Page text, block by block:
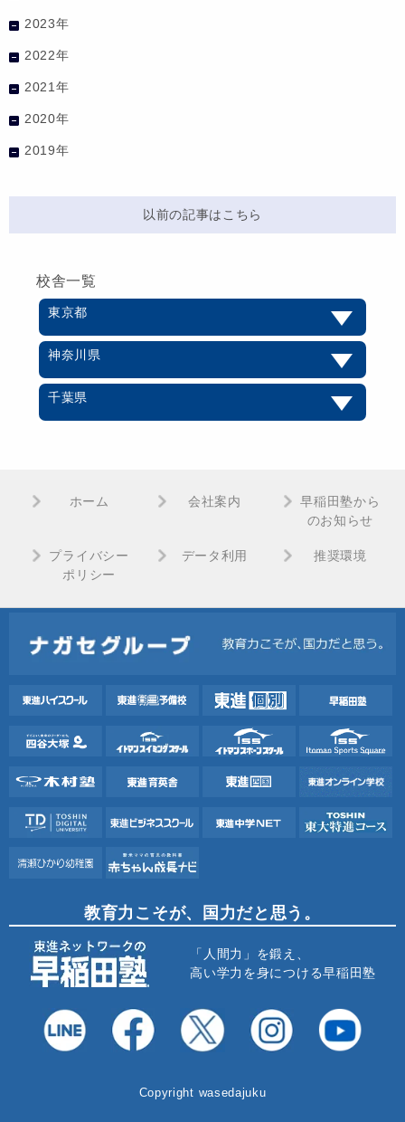
2023年
2022年
2021年
2020年
2019年
以前の記事はこちら
校舎一覧
東京都
神奈川県
千葉県
ホーム 会社案内
早稲田塾から
のお知らせ
プライバシー
ポリシー
データ利用 推奨環境
教育力こそが、国力だと思う。
「人間力」を鍛え、
高い学力を身につける早稲田塾
Copyright wasedajuku